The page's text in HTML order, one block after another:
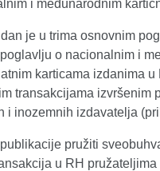
i međunarodnim
je u trima osnovnim
o nacionalnim i
karticama izdanima
transakcijama izvršenim
i inozemnih izdavatelja
pružiti
u RH